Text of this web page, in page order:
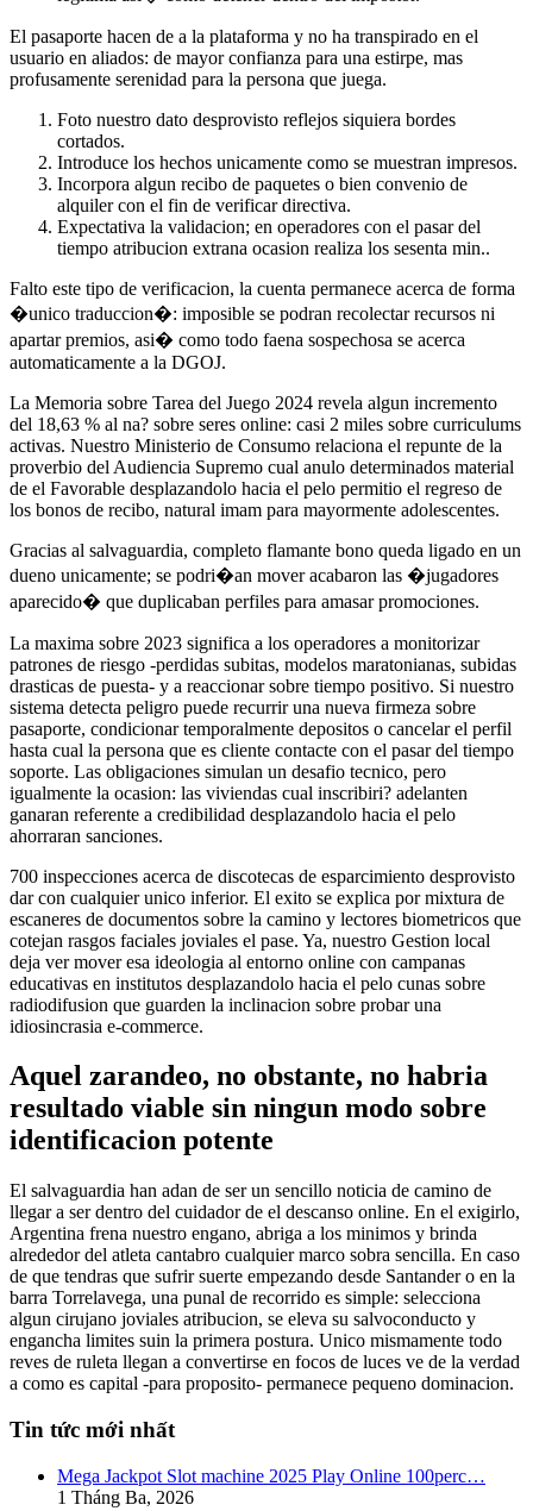
El pasaporte hacen de a la plataforma y no ha transpirado en el
usuario en aliados: de mayor confianza para una estirpe, mas
profusamente serenidad para la persona que juega.
Foto nuestro dato desprovisto reflejos siquiera bordes
cortados.
Introduce los hechos unicamente como se muestran impresos.
Incorpora algun recibo de paquetes o bien convenio de
alquiler con el fin de verificar directiva.
Expectativa la validacion; en operadores con el pasar del
tiempo atribucion extrana ocasion realiza los sesenta min..
Falto este tipo de verificacion, la cuenta permanece acerca de forma
�unico traduccion�: imposible se podran recolectar recursos ni
apartar premios, asi� como todo faena sospechosa se acerca
automaticamente a la DGOJ.
La Memoria sobre Tarea del Juego 2024 revela algun incremento
del 18,63 % al na? sobre seres online: casi 2 miles sobre curriculums
activas. Nuestro Ministerio de Consumo relaciona el repunte de la
proverbio del Audiencia Supremo cual anulo determinados material
de el Favorable desplazandolo hacia el pelo permitio el regreso de
los bonos de recibo, natural imam para mayormente adolescentes.
Gracias al salvaguardia, completo flamante bono queda ligado en un
dueno unicamente; se podri�an mover acabaron las �jugadores
aparecido� que duplicaban perfiles para amasar promociones.
La maxima sobre 2023 significa a los operadores a monitorizar
patrones de riesgo -perdidas subitas, modelos maratonianas, subidas
drasticas de puesta- y a reaccionar sobre tiempo positivo. Si nuestro
sistema detecta peligro puede recurrir una nueva firmeza sobre
pasaporte, condicionar temporalmente depositos o cancelar el perfil
hasta cual la persona que es cliente contacte con el pasar del tiempo
soporte. Las obligaciones simulan un desafio tecnico, pero
igualmente la ocasion: las viviendas cual inscribiri? adelanten
ganaran referente a credibilidad desplazandolo hacia el pelo
ahorraran sanciones.
700 inspecciones acerca de discotecas de esparcimiento desprovisto
dar con cualquier unico inferior. El exito se explica por mixtura de
escaneres de documentos sobre la camino y lectores biometricos que
cotejan rasgos faciales joviales el pase. Ya, nuestro Gestion local
deja ver mover esa ideologia al entorno online con campanas
educativas en institutos desplazandolo hacia el pelo cunas sobre
radiodifusion que guarden la inclinacion sobre probar una
idiosincrasia e-commerce.
Aquel zarandeo, no obstante, no habria
resultado viable sin ningun modo sobre
identificacion potente
El salvaguardia han adan de ser un sencillo noticia de camino de
llegar a ser dentro del cuidador de el descanso online. En el exigirlo,
Argentina frena nuestro engano, abriga a los minimos y brinda
alrededor del atleta cantabro cualquier marco sobra sencilla. En caso
de que tendras que sufrir suerte empezando desde Santander o en la
barra Torrelavega, una punal de recorrido es simple: selecciona
algun cirujano joviales atribucion, se eleva su salvoconducto y
engancha limites suin la primera postura. Unico mismamente todo
reves de ruleta llegan a convertirse en focos de luces ve de la verdad
a como es capital -para proposito- permanece pequeno dominacion.
Tin tức mới nhất
Mega Jackpot Slot machine 2025 Play Online 100perc…
1 Tháng Ba, 2026